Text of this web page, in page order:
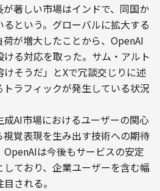
著しい市場はインドで、同国か
という。グローバルに拡大する
が増大したことから、OpenAI
る対応を取った。サム・アルト
けそうだ」とXで冗談交じりに述
ラフィックが発生している状況
AI市場におけるユーザーの関心
覚表現を生み出す技術への期待
は今後もサービスの安定
ており、企業ユーザーを含む幅
される。